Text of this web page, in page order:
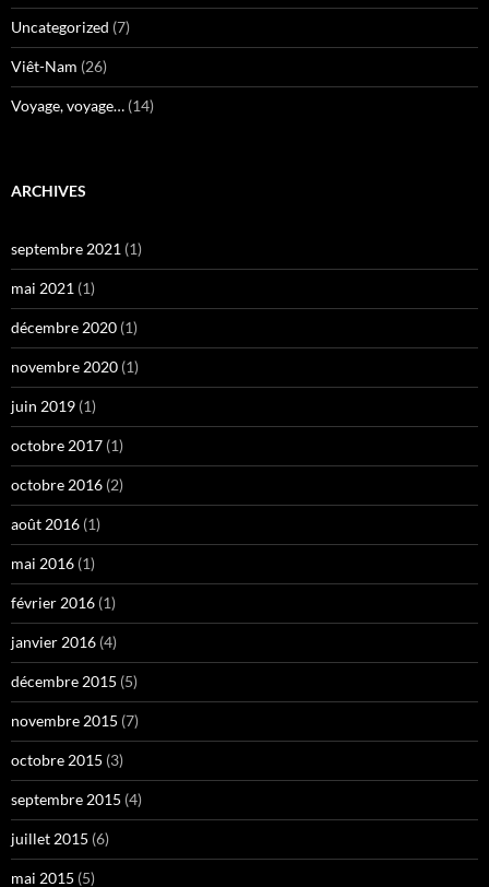
Uncategorized (7)
Viêt-Nam (26)
Voyage, voyage… (14)
ARCHIVES
septembre 2021 (1)
mai 2021 (1)
décembre 2020 (1)
novembre 2020 (1)
juin 2019 (1)
octobre 2017 (1)
octobre 2016 (2)
août 2016 (1)
mai 2016 (1)
février 2016 (1)
janvier 2016 (4)
décembre 2015 (5)
novembre 2015 (7)
octobre 2015 (3)
septembre 2015 (4)
juillet 2015 (6)
mai 2015 (5)